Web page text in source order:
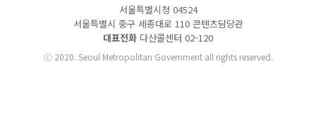
서울특별시청 04524
서울특별시 중구 세종대로 110 콘텐츠담당관
대표전화 다산콜센터 02-120
ⓒ2020. Seoul Metropolitan Government all rights reserved.